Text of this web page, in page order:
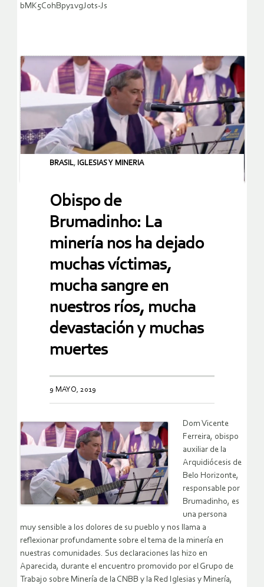
bMK5C0hBpy1vgJ0ts-Js
BRASIL, IGLESIAS Y MINERIA
Obispo de
Brumadinho: La
minería nos ha dejado
muchas víctimas,
mucha sangre en
nuestros ríos, mucha
devastación y muchas
muertes
9 MAYO, 2019
Dom Vicente
Ferreira, obispo
auxiliar de la
Arquidiócesis de
Belo Horizonte,
responsable por
Brumadinho, es
una persona
muy sensible a los dolores de su pueblo y nos llama a
reflexionar profundamente sobre el tema de la minería en
nuestras comunidades. Sus declaraciones las hizo en
Aparecida, durante el encuentro promovido por el Grupo de
Trabajo sobre Minería de la CNBB y la Red Iglesias y Minería,